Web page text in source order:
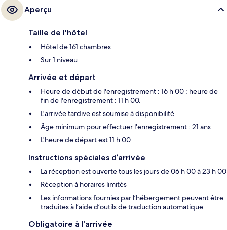
Aperçu
Taille de l'hôtel
Hôtel de 161 chambres
Sur 1 niveau
Arrivée et départ
Heure de début de l'enregistrement : 16 h 00 ; heure de
fin de l'enregistrement : 11 h 00.
L'arrivée tardive est soumise à disponibilité
Âge minimum pour effectuer l'enregistrement : 21 ans
L'heure de départ est 11 h 00
Instructions spéciales d’arrivée
La réception est ouverte tous les jours de 06 h 00 à 23 h 00
Réception à horaires limités
Les informations fournies par l’hébergement peuvent être
traduites à l’aide d’outils de traduction automatique
Obligatoire à l’arrivée